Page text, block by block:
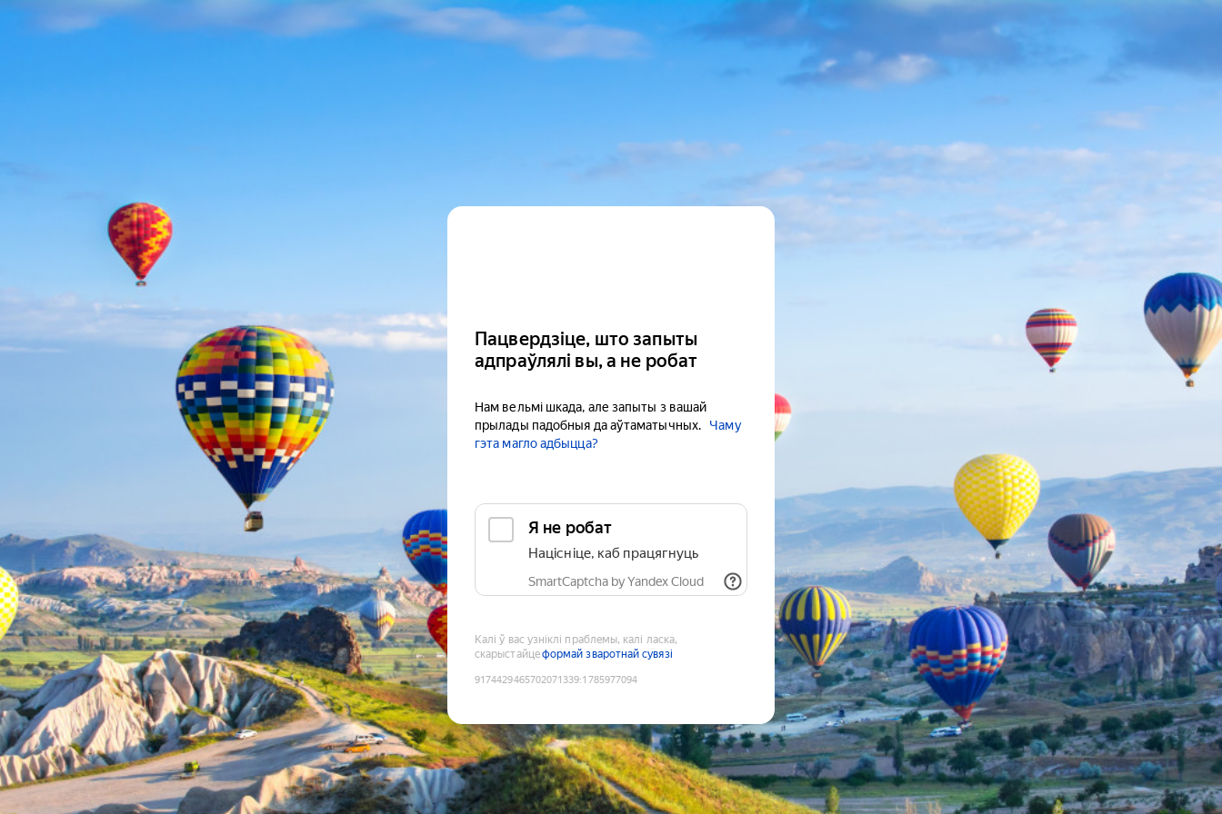
Пацвердзіце, што запыты
адпраўлялі вы, а не робат
Нам вельмі шкада, але запыты з вашай
прылады падобныя да аўтаматычных.
Чаму
гэта магло адбыцца?
Я не робат
Націсніце, каб працягнуць
SmartCaptcha by Yandex Cloud
Калі ў вас узніклі праблемы, калі ласка,
скарыстайцеформай зваротнай сувязі
9174429465702071339:1785977094